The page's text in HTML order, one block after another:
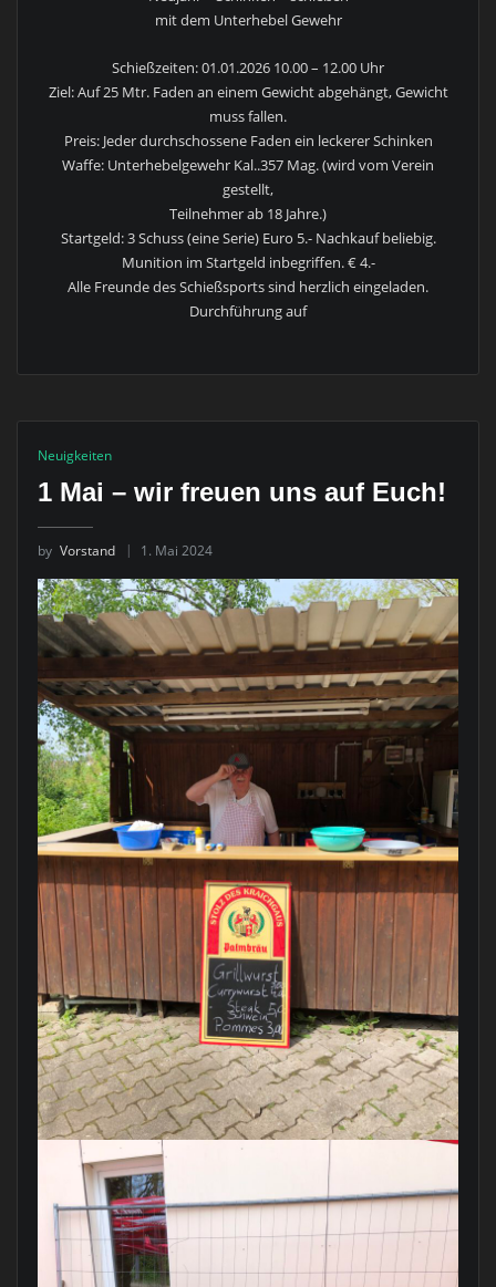
mit dem Unterhebel Gewehr
Schießzeiten: 01.01.2026 10.00 – 12.00 Uhr
Ziel: Auf 25 Mtr. Faden an einem Gewicht abgehängt, Gewicht
muss fallen.
Preis: Jeder durchschossene Faden ein leckerer Schinken
Waffe: Unterhebelgewehr Kal..357 Mag. (wird vom Verein
gestellt,
Teilnehmer ab 18 Jahre.)
Startgeld: 3 Schuss (eine Serie) Euro 5.- Nachkauf beliebig.
Munition im Startgeld inbegriffen. € 4.-
Alle Freunde des Schießsports sind herzlich eingeladen.
Durchführung auf
Neuigkeiten
1 Mai – wir freuen uns auf Euch!
by Vorstand 1. Mai 2024